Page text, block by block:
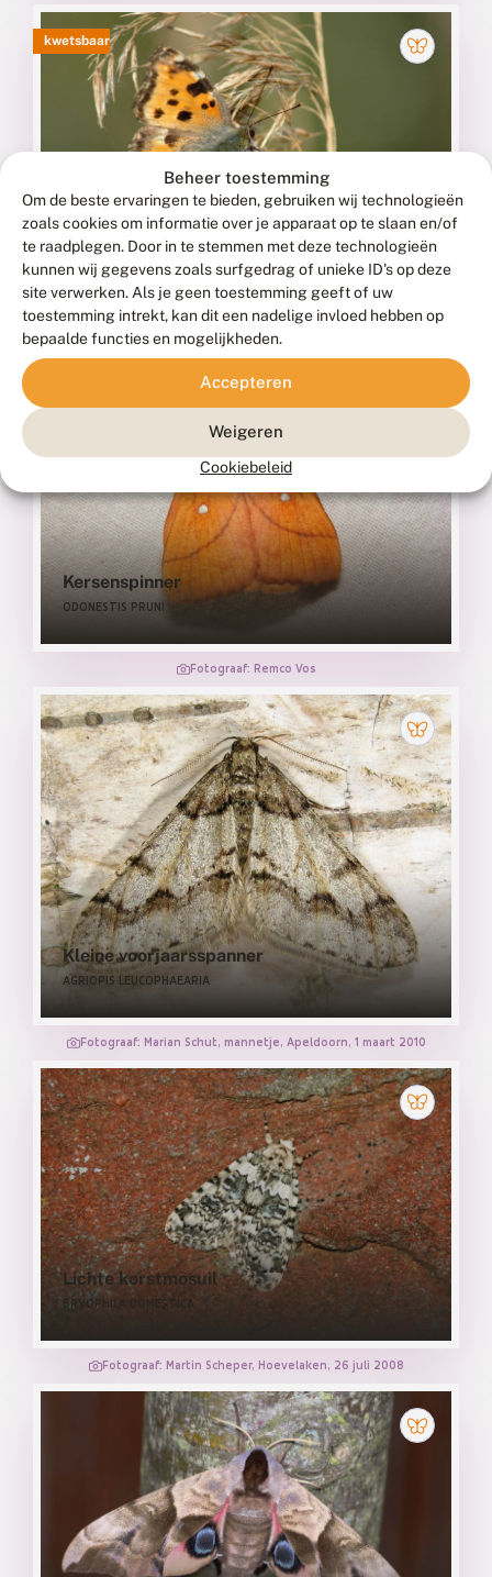
Beheer toestemming
Om de beste ervaringen te bieden, gebruiken wij technologieën
zoals cookies om informatie over je apparaat op te slaan en/of
te raadplegen. Door in te stemmen met deze technologieën
kunnen wij gegevens zoals surfgedrag of unieke ID's op deze
site verwerken. Als je geen toestemming geeft of uw
toestemming intrekt, kan dit een nadelige invloed hebben op
bepaalde functies en mogelijkheden.
Accepteren
Weigeren
Cookiebeleid
kwetsbaar
Grote vos
NYMPHALIS POLYCHLOROS
Fotograaf: T. Roosjen, Leeuwarden, 28 maart 2012
Kersenspinner
ODONESTIS PRUNI
Fotograaf: Remco Vos
Kleine voorjaarsspanner
AGRIOPIS LEUCOPHAEARIA
Fotograaf: Marian Schut, mannetje, Apeldoorn, 1 maart 2010
Lichte korstmosuil
BRYOPHILA DOMESTICA
Fotograaf: Martin Scheper, Hoevelaken, 26 juli 2008